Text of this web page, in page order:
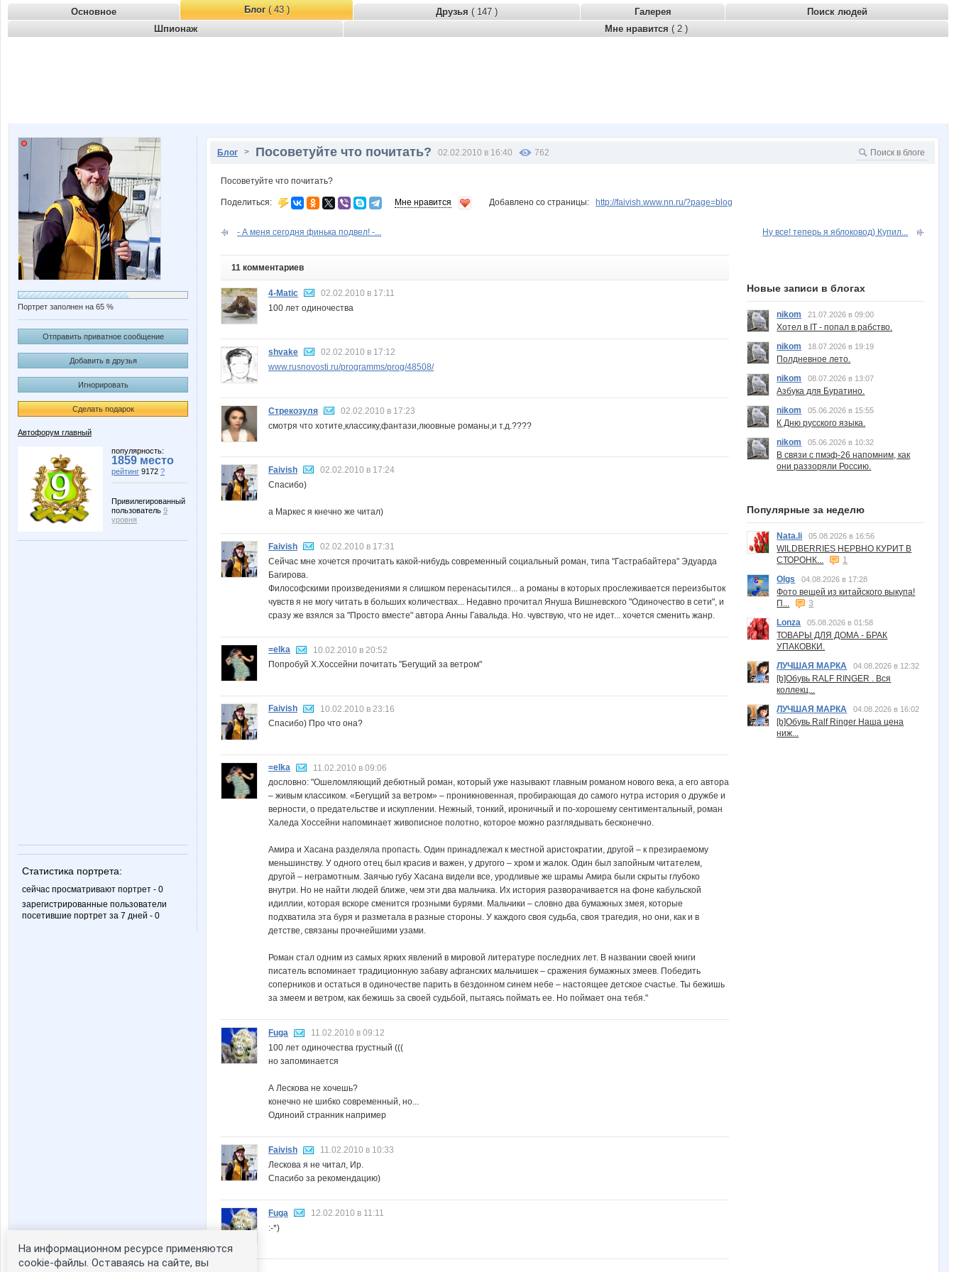
Основное Блог( 43 ) Друзья ( 147 ) Галерея
Поиск людей
Шпионаж
Мне нравится ( 2 )
Портрет заполнен на 65 %
Отправить приватное сообщение
Добавить в друзья
Игнорировать
Сделать подарок
Автофорум главный
популярность:
1859 место
рейтинг 9172 ?
Привилегированный
пользователь 9
уровня
Статистика портрета:
сейчас просматривают портрет - 0
зарегистрированные пользователи
посетившие портрет за 7 дней - 0
Блог > Посоветуйте что почитать? 02.02.2010 в 16:40 762
Посоветуйте что почитать?
Поделиться: Мне нравится Добавлено со страницы: http://faivish.www.nn.ru/?page=blog
- А меня сегодня финька подвел! -... Ну все! теперь я яблоковод) Купил...
11 комментариев
4-Matic
02.02.2010 в 17:11
100 лет одиночества
shvake
02.02.2010 в 17:12
www.rusnovosti.ru/programms/prog/48508/
Стрекозуля
02.02.2010 в 17:23
смотря что хотите,классику,фантази,люовные романы,и т.д.????
Faivish
02.02.2010 в 17:24
Спасибо)
а Маркес я кнечно же читал)
Faivish
02.02.2010 в 17:31
Сейчас мне хочется прочитать какой-нибудь современный социальный роман, типа "Гастрабайтера" Эдуарда
Багирова.
Философскими произведениями я слишком перенасытился... а романы в которых прослеживается переизбыток
чувств я не могу читать в больших количествах... Недавно прочитал Януша Вишневского "Одиночество в сети", и
сразу же взялся за "Просто вместе" автора Анны Гавальда. Но. чувствую, что не идет... хочется сменить жанр.
=elka
10.02.2010 в 20:52
Попробуй Х.Хоссейни почитать "Бегущий за ветром"
Faivish
10.02.2010 в 23:16
Спасибо) Про что она?
=elka
11.02.2010 в 09:06
дословно: "Ошеломляющий дебютный роман, который уже называют главным романом нового века, а его автора
– живым классиком. «Бегущий за ветром» – проникновенная, пробирающая до самого нутра история о дружбе и
верности, о предательстве и искуплении. Нежный, тонкий, ироничный и по-хорошему сентиментальный, роман
Халеда Хоссейни напоминает живописное полотно, которое можно разглядывать бесконечно.
Амира и Хасана разделяла пропасть. Один принадлежал к местной аристократии, другой – к презираемому
меньшинству. У одного отец был красив и важен, у другого – хром и жалок. Один был запойным читателем,
другой – неграмотным. Заячью губу Хасана видели все, уродливые же шрамы Амира были скрыты глубоко
внутри. Но не найти людей ближе, чем эти два мальчика. Их история разворачивается на фоне кабульской
идиллии, которая вскоре сменится грозными бурями. Мальчики – словно два бумажных змея, которые
подхватила эта буря и разметала в разные стороны. У каждого своя судьба, своя трагедия, но они, как и в
детстве, связаны прочнейшими узами.
Роман стал одним из самых ярких явлений в мировой литературе последних лет. В названии своей книги
писатель вспоминает традиционную забаву афганских мальчишек – сражения бумажных змеев. Победить
соперников и остаться в одиночестве парить в бездонном синем небе – настоящее детское счастье. Ты бежишь
за змеем и ветром, как бежишь за своей судьбой, пытаясь поймать ее. Но поймает она тебя."
Fuga
11.02.2010 в 09:12
100 лет одиночества грустный (((
но запоминается
А Лескова не хочешь?
конечно не шибко современный, но...
Одиноий странник например
Faivish
11.02.2010 в 10:33
Лескова я не читал, Ир.
Спасибо за рекомендацию)
Fuga
12.02.2010 в 11:11
:-*)
Новые записи в блогах
nikom 21.07.2026 в 09:00
Хотел в IT - попал в рабство.
nikom
18.07.2026 в 19:19
Полдневное лето.
nikom
08.07.2026 в 13:07
Азбука для Буратино.
nikom
05.06.2026 в 15:55
К Дню русского языка.
nikom
05.06.2026 в 10:32
В связи с пмэф-26 напомним, как
они раззоряли Россию.
Популярные за неделю
Nata.li 05.08.2026 в 16:56
WILDBERRIES НЕРВНО КУРИТ В
СТОРОНК...
1
Olgs
04.08.2026 в 17:28
Фото вещей из китайского выкупа!
П...
3
Lonza
05.08.2026 в 01:58
ТОВАРЫ ДЛЯ ДОМА - БРАК
УПАКОВКИ.
ЛУЧШАЯ МАРКА
04.08.2026 в 12:32
[b]Обувь RALF RINGER . Вся
коллекц...
ЛУЧШАЯ МАРКА
04.08.2026 в 16:02
[b]Обувь Ralf Ringer Наша цена
ниж...
На информационном ресурсе применяются
cookie-файлы. Оставаясь на сайте, вы